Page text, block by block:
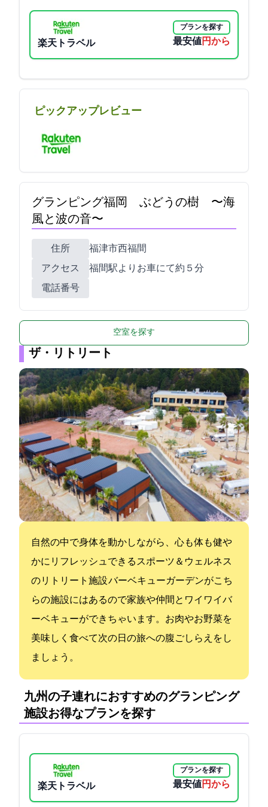
楽天トラベル
プランを探す
最安値11000円から
ピックアップレビュー
グランピング福岡 ぶどうの樹 〜海
風と波の音〜
住所
福津市西福間4-10-10
アクセス
福間駅よりお車にて約５分
電話番号
空室を探す
ザ・リトリート
自然の中で身体を動かしながら、心も体も健や
かにリフレッシュできるスポーツ＆ウェルネス
のリトリート施設 バーベキューガーデンがこち
らの施設にはあるので家族や仲間とワイワイバ
ーベキューができちゃいます。お肉やお野菜を
美味しく食べて次の日の旅への腹ごしらえをし
ましょう。
九州の子連れにおすすめのグランピング
施設:お得なプランを探す
楽天トラベル
プランを探す
最安値9000円から